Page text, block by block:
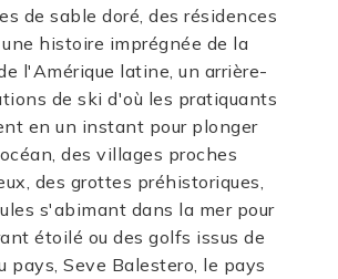
de sable doré, des résidences
histoire imprégnée de la
l'Amérique latine, un arrière-
de ski d'où les pratiquants
en un instant pour plonger
des villages proches
des grottes préhistoriques,
s'abimant dans la mer pour
étoilé ou des golfs issus de
pays, Seve Balestero, le pays